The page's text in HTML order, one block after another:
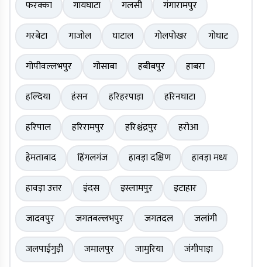
फरक्का
गायघाटा गलसी
गंगारामपुर
गरबेटा
गाजोल घाटाल गोलपोखर
गोघाट
गोपीवल्लभपुर
गोसाबा हबीबपुर
हाबरा
हल्दिया
हंसन हरिहरपाड़ा
हरिनघाटा
हरिपाल
हरिरामपुर हरिश्चंद्रपुर
हरोआ
हेमताबाद
हिंगलगंज हावड़ा दक्षिण
हावड़ा मध्य
हावड़ा उत्तर
इंदस इस्लामपुर
इटाहार
जादवपुर
जगतबल्लभपुर जगतदल
जलांगी
जलपाईगुड़ी
जमालपुर जामुरिया
जंगीपाड़ा